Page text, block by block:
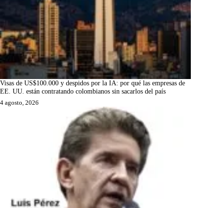
Visas de US$100.000 y despidos por la IA: por qué las empresas de
EE. UU. están contratando colombianos sin sacarlos del país
4 agosto, 2026